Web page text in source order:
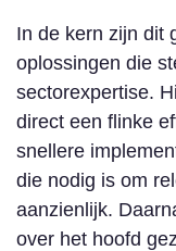
In de kern zijn dit
oplossingen die
sectorexpertise.
direct een flinke
snellere
die nodig is om
aanzienlijk.
over het hoofd